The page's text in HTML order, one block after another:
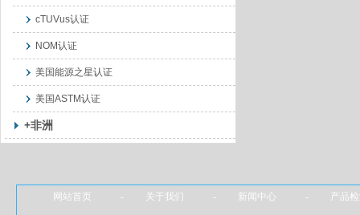
cTUVus认证
NOM认证
美国能源之星认证
美国ASTM认证
+非洲
网站首页 - 关于我们 - 新闻中心 - 产品